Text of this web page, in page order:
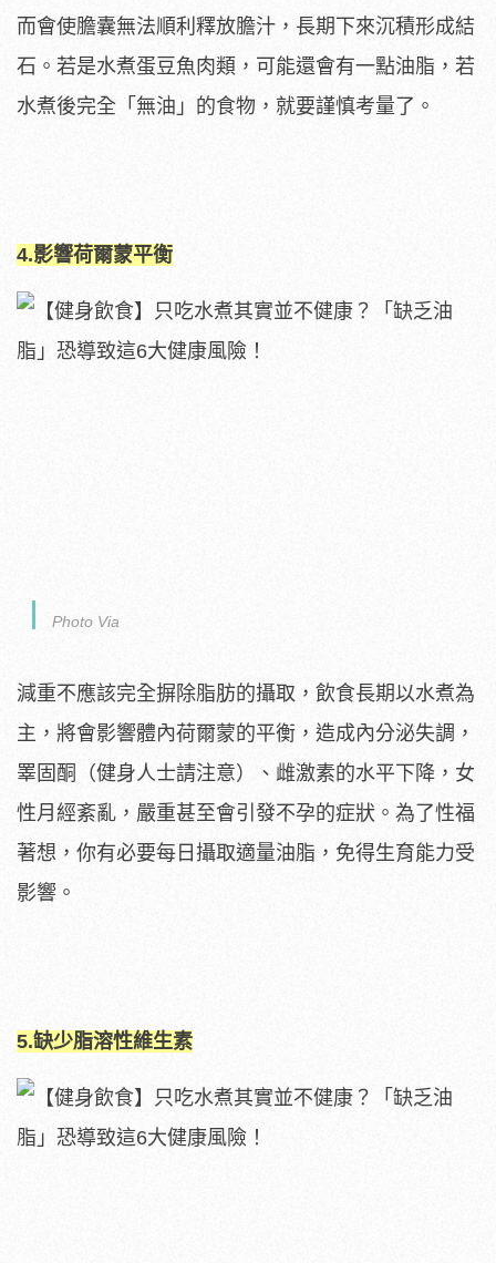
而會使膽囊無法順利釋放膽汁，長期下來沉積形成結
石。若是水煮蛋豆魚肉類，可能還會有一點油脂，若
水煮後完全「無油」的食物，就要謹慎考量了。
4.影響荷爾蒙平衡
Photo Via
減重不應該完全摒除脂肪的攝取，飲食長期以水煮為
主，將會影響體內荷爾蒙的平衡，造成內分泌失調，
睪固酮（健身人士請注意）、雌激素的水平下降，女
性月經紊亂，嚴重甚至會引發不孕的症狀。為了性福
著想，你有必要每日攝取適量油脂，免得生育能力受
影響。
5.缺少脂溶性維生素